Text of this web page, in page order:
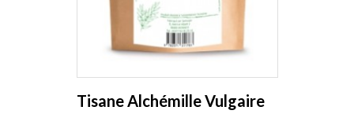
Tisane Alchémille Vulgaire